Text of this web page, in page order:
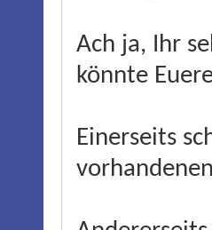
Ach ja, Ihr
könnte
Einerseits